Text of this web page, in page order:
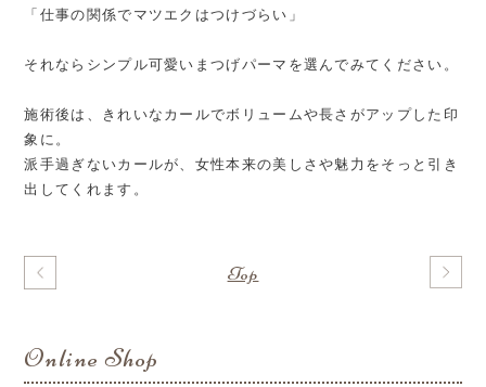
「仕事の関係でマツエクはつけづらい」
それならシンプル可愛いまつげパーマを選んでみてください。
施術後は、きれいなカールでボリュームや長さがアップした印
象に。
派手過ぎないカールが、女性本来の美しさや魅力をそっと引き
出してくれます。
Top
Online Shop